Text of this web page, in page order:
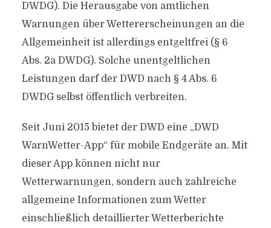
DWDG). Die Herausgabe von amtlichen
Warnungen über Wettererscheinungen an die
Allgemeinheit ist allerdings entgeltfrei (§ 6
Abs. 2a DWDG). Solche unentgeltlichen
Leistungen darf der DWD nach § 4 Abs. 6
DWDG selbst öffentlich verbreiten.
Seit Juni 2015 bietet der DWD eine „DWD
WarnWetter-App“ für mobile Endgeräte an. Mit
dieser App können nicht nur
Wetterwarnungen, sondern auch zahlreiche
allgemeine Informationen zum Wetter
einschließlich detaillierter Wetterberichte